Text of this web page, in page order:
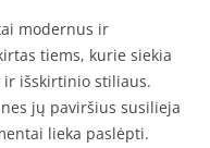
modernus ir
tiems, kurie siekia
išskirtinio stiliaus.
jų paviršius susilieja
lieka paslėpti.